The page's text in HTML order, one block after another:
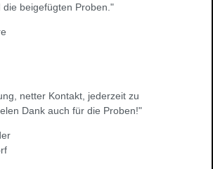
die beigefügten Proben."
netter Kontakt, jederzeit zu
Dank auch für die Proben!"